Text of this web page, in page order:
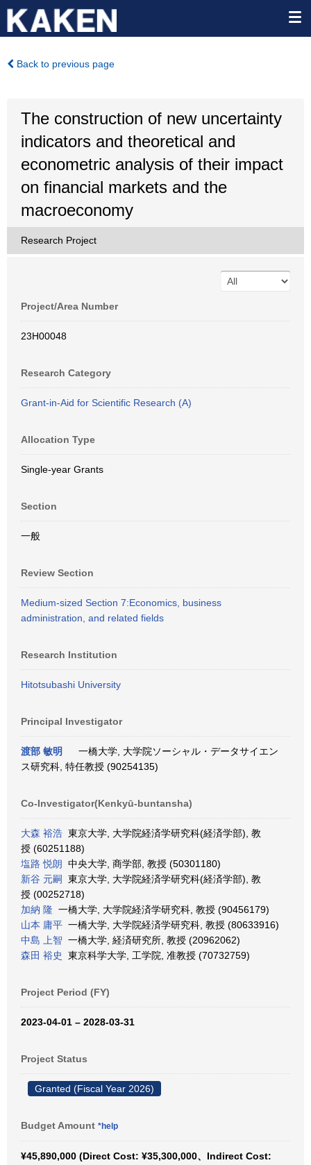
Back to previous page
The construction of new uncertainty
indicators and theoretical and
econometric analysis of their impact
on financial markets and the
macroeconomy
Research Project
Project/Area Number
23H00048
Research Category
Grant-in-Aid for Scientific Research (A)
Allocation Type
Single-year Grants
Section
一般
Review Section
Medium-sized Section 7:Economics, business
administration, and related fields
Research Institution
Hitotsubashi University
Principal Investigator
渡部 敏明
一橋大学, 大学院ソーシャル・データサイエン
ス研究科, 特任教授 (90254135)
Co-Investigator(Kenkyū-buntansha)
大森 裕浩 東京大学, 大学院経済学研究科(経済学部), 教
授 (60251188)
塩路 悦朗 中央大学, 商学部, 教授 (50301180)
新谷 元嗣
東京大学, 大学院経済学研究科(経済学部), 教
授 (00252718)
加納 隆 一橋大学, 大学院経済学研究科, 教授 (90456179)
山本 庸平 一橋大学, 大学院経済学研究科, 教授 (80633916)
中島 上智 一橋大学, 経済研究所, 教授 (20962062)
森田 裕史
東京科学大学, 工学院, 准教授 (70732759)
Project Period (FY)
2023-04-01 – 2028-03-31
Project Status
Granted (Fiscal Year 2026)
Budget Amount *help
¥45,890,000 (Direct Cost: ¥35,300,000、Indirect Cost: